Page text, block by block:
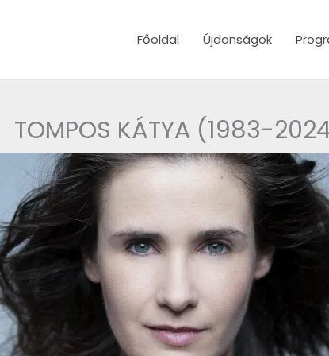
Főoldal Újdonságok
TOMPOS KÁTYA (1983-